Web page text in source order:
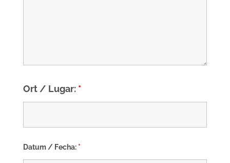
Ort / Lugar: *
Datum / Fecha: *